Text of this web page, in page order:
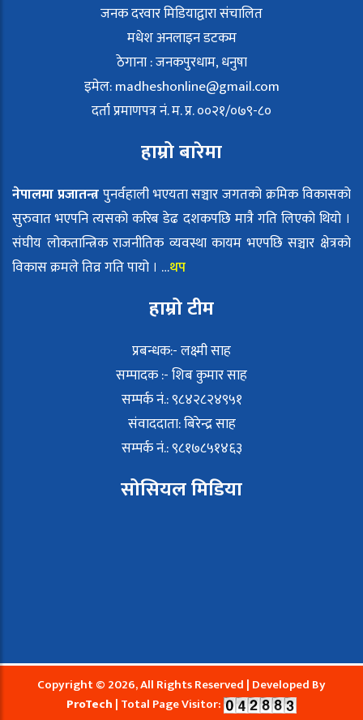
जनक दरवार मिडियाद्वारा संचालित
मधेश अनलाइन डटकम
ठेगाना : जनकपुरधाम, धनुषा
इमेल:madheshonline@gmail.com
दर्ता प्रमाणपत्र नं. म. प्र. ००२१/०७९-८०
हाम्रो बारेमा
नेपालमा प्रजातन्त्रपुनर्वहाली भएयता सञ्चार जगतको क्रमिक विकासको
सुरुवात भएपनि त्यसको करिब डेढ दशकपछि मात्रै गति लिएको थियो ।
संघीय लोकतान्त्रिक राजनीतिक व्यवस्था कायम भएपछि सञ्चार क्षेत्रको
विकास क्रमले तिव्र गति पायो । …थप
हाम्रो टीम
प्रबन्धक:- लक्ष्मी साह
सम्पादक :- शिब कुमार साह
सम्पर्क नं.: ९८४२८२४९५१
संवाददाता: बिरेन्द्र साह
सम्पर्क नं.: ९८१७८५१४६३
सोसियल मिडिया
Copyright © 2026, All Rights Reserved | Developed By
ProTech | Total Page Visitor: